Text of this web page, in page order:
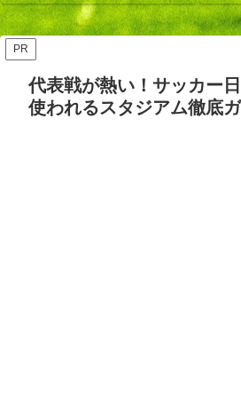
要・日程・参加カテゴリ【随
時更新】
ッズ
証】
PR
代表戦が熱い！サッカー
使われるスタジアム徹底